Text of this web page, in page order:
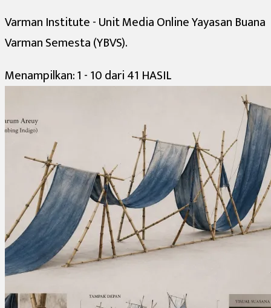
Varman Institute - Unit Media Online Yayasan Buana
Varman Semesta (YBVS).
Menampilkan: 1 - 10 dari 41 HASIL